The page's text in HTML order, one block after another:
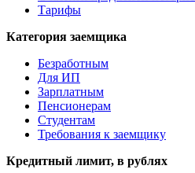
Тарифы
Категория заемщика
Безработным
Для ИП
Зарплатным
Пенсионерам
Студентам
Требования к заемщику
Кредитный лимит, в рублях